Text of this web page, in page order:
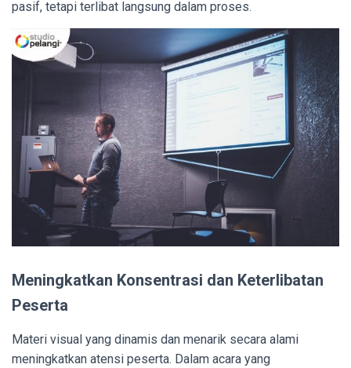
pasif, tetapi terlibat langsung dalam proses.
Meningkatkan Konsentrasi dan Keterlibatan
Peserta
Materi visual yang dinamis dan menarik secara alami
meningkatkan atensi peserta. Dalam acara yang